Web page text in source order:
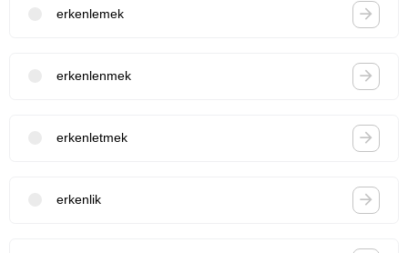
erkenlemek
erkenlenmek
erkenletmek
erkenlik